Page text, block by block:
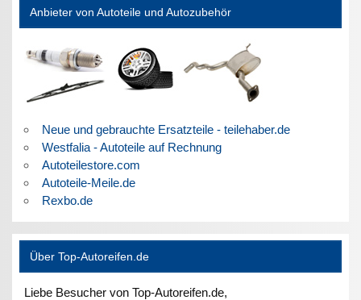
Anbieter von Autoteile und Autozubehör
Neue und gebrauchte Ersatzteile - teilehaber.de
Westfalia - Autoteile auf Rechnung
Autoteilestore.com
Autoteile-Meile.de
Rexbo.de
Über Top-Autoreifen.de
Liebe Besucher von Top-Autoreifen.de,